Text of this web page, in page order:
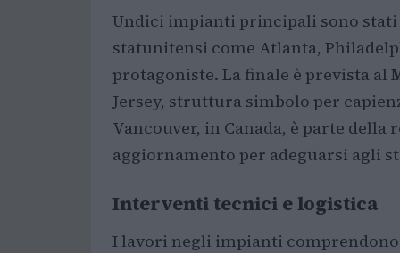
Undici impianti principali sono
statunitensi come Atlanta,
protagoniste. La finale è prevista al
Jersey, struttura simbolo per
Vancouver, in Canada, è parte
aggiornamento per adeguarsi agli
Interventi tecnici e logistica
I lavori negli impianti